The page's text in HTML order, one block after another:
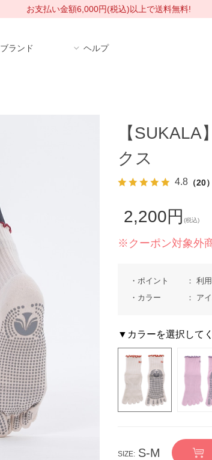
お支払い金額6,000円(税込)以上で送料無料!
ブランド ヘルプ
【
クス
4.8 （20）
2,200円 (税込)
※クーポン対象外
ポイント
利
カラー
ア
▼カラーを選択して
S-M